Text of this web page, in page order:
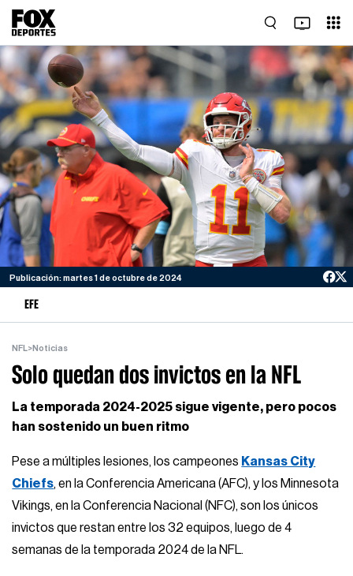
Publicación: martes 1 de octubre de 2024
EFE
NFL>Noticias
Solo quedan dos invictos en la NFL
La temporada 2024-2025 sigue vigente, pero pocos
han sostenido un buen ritmo
Pese a múltiples lesiones, los campeones Kansas City
Chiefs, en la Conferencia Americana (AFC), y los Minnesota
Vikings, en la Conferencia Nacional (NFC), son los únicos
invictos que restan entre los 32 equipos, luego de 4
semanas de la temporada 2024 de la NFL.